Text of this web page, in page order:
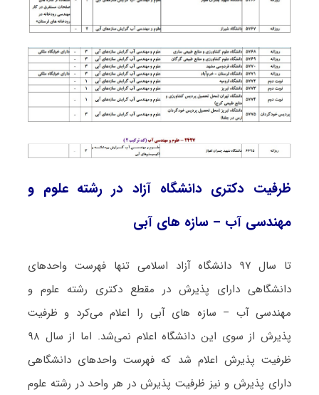
ظرفیت دکتری دانشگاه آزاد در رشته علوم و
مهندسی آب – سازه های آبی
تا سال ۹۷ دانشگاه آزاد اسلامی تنها فهرست واحدهای
دانشگاهی دارای پذیرش در مقطع دکتری رشته علوم و
مهندسی آب – سازه های آبی را اعلام می‌کرد و ظرفیت
پذیرش از سوی این دانشگاه اعلام نمی‌شد. اما از سال ۹۸
ظرفیت پذیرش اعلام شد که فهرست واحدهای دانشگاهی
دارای پذیرش و نیز ظرفیت پذیرش در هر واحد در رشته علوم